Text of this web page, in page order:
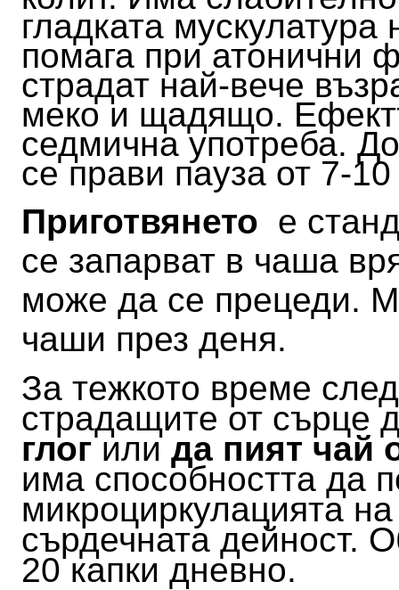
гладката
помага при атонични
страдат най-вече
меко и щадящо.
седмична употреба.
се прави пауза от 7-
Приготвянето е
се запарват в чаша
може да се прецеди.
чаши през деня.
За тежкото време
страдащите от сърце
глогили да пият чай
има способността да
микроциркулацията
сърдечната дейност.
20 капки дневно.